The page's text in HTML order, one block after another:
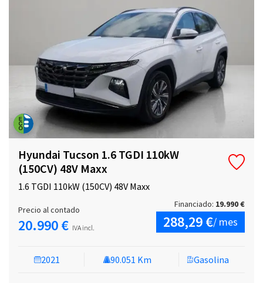
Hyundai Tucson 1.6 TGDI 110kW
(150CV) 48V Maxx
1.6 TGDI 110kW (150CV) 48V Maxx
2021 90.051 Km Gasolina
Precio al contado
20.990 € IVA incl.
Financiado: 19.990 €
288,29 €/ mes